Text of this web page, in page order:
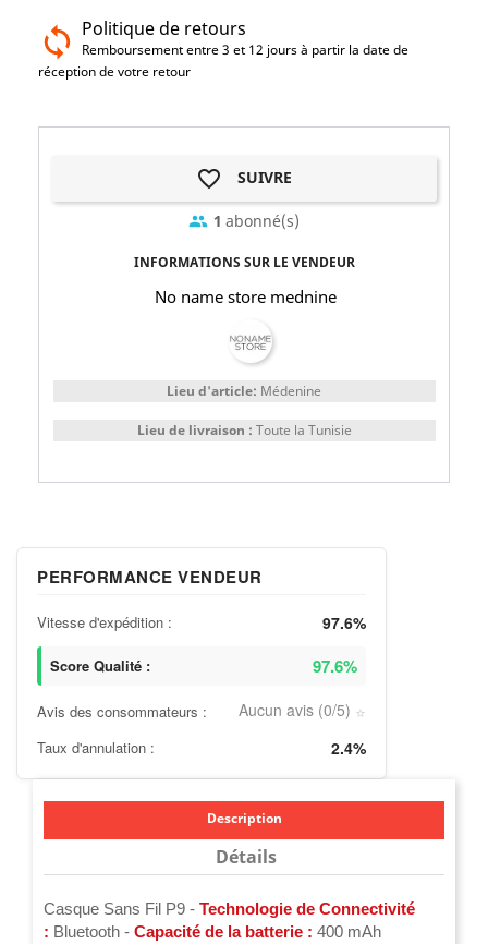
Politique de retours
Remboursement entre 3 et 12 jours à partir la date de
réception de votre retour
favorite_border SUIVRE
group 1 abonné(s)
INFORMATIONS SUR LE VENDEUR
No name store mednine
Lieu d'article: Médenine
Lieu de livraison : Toute la Tunisie
PERFORMANCE VENDEUR
Vitesse d'expédition : 97.6%
Score Qualité : 97.6%
Avis des consommateurs : Aucun avis (0/5) ⭐
Taux d'annulation : 2.4%
Description
Détails
Casque Sans Fil P9 - Technologie de Connectivité
: Bluetooth - Capacité de la batterie : 400 mAh